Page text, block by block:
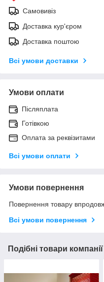
Самовивіз
Доставка кур'єром
Доставка поштою
Всі умови доставки
Умови оплати
Післяплата
Готівкою
Оплата за реквізитами
Всі умови оплати
Умови повернення
Повернення товару
Всі умови повернення
Подібні товари компанії